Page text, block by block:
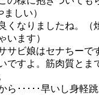
しい）
くなりましたね。（
います）
サビ娘はセナちーで
ですよ。筋肉質とま
ら･････早いし身軽